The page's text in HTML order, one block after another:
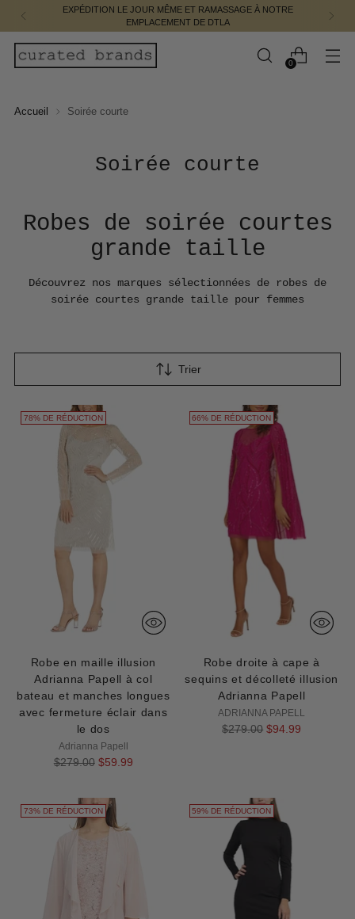
EXPÉDITION LE JOUR MÊME ET RAMASSAGE À NOTRE
EMPLACEMENT DE DTLA
0
Accueil Soirée courte
Soirée courte
Robes de soirée courtes
grande taille
Découvrez nos marques sélectionnées de robes de
soirée courtes grande taille pour femmes
Trier
78% DE RÉDUCTION
Robe en maille illusion
Adrianna Papell à col
bateau et manches longues
avec fermeture éclair dans
le dos
Adrianna Papell
Prix
$279.00 $59.99
66% DE RÉDUCTION
Robe droite à cape à
sequins et décolleté illusion
Adrianna Papell
ADRIANNA PAPELL
Prix
$279.00 $94.99
73% DE RÉDUCTION 59% DE RÉDUCTION